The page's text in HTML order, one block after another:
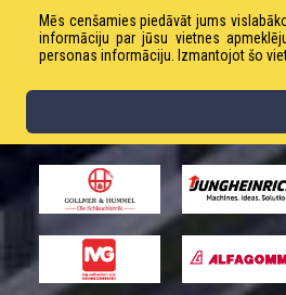
Mēs cenšamies piedāvāt jums
informāciju par jūsu vietnes
personas informāciju. Izmantojot šo